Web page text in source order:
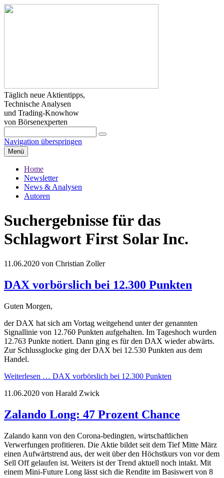
Täglich neue Aktientipps,
Technische Analysen
und Trading-Knowhow
von Börsenexperten
Navigation überspringen
Menü
Home
Newsletter
News & Analysen
Autoren
Suchergebnisse für das
Schlagwort First Solar Inc.
11.06.2020 von Christian Zoller
DAX vorbörslich bei 12.300 Punkten
Guten Morgen,
der DAX hat sich am Vortag weitgehend unter der genannten
Signallinie von 12.760 Punkten aufgehalten. Im Tageshoch wurden
12.763 Punkte notiert. Dann ging es für den DAX wieder abwärts.
Zur Schlussglocke ging der DAX bei 12.530 Punkten aus dem
Handel.
Weiterlesen … DAX vorbörslich bei 12.300 Punkten
11.06.2020 von Harald Zwick
Zalando Long: 47 Prozent Chance
Zalando kann von den Corona-bedingten, wirtschaftlichen
Verwerfungen profitieren. Die Aktie bildet seit dem Tief Mitte März
einen Aufwärtstrend aus, der weit über den Höchstkurs von vor dem
Sell Off gelaufen ist. Weiters ist der Trend aktuell noch intakt. Mit
einem Mini-Future Long lässt sich die Rendite im Basiswert von 8